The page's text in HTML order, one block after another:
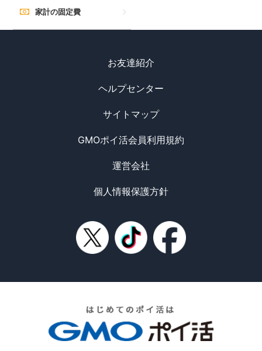
家計の固定費
お友達紹介
ヘルプセンター
サイトマップ
GMOポイ活会員利用規約
運営会社
個人情報保護方針